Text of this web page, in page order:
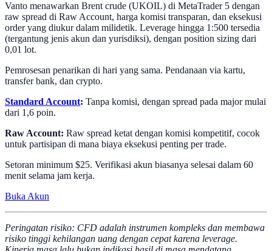
Vanto menawarkan Brent crude (UKOIL) di MetaTrader 5 dengan
raw spread di Raw Account, harga komisi transparan, dan eksekusi
order yang diukur dalam milidetik. Leverage hingga 1:500 tersedia
(tergantung jenis akun dan yurisdiksi), dengan position sizing dari
0,01 lot.
Pemrosesan penarikan di hari yang sama. Pendanaan via kartu,
transfer bank, dan crypto.
Standard Account: Tanpa komisi, dengan spread pada major mulai
dari 1,6 poin.
Raw Account: Raw spread ketat dengan komisi kompetitif, cocok
untuk partisipan di mana biaya eksekusi penting per trade.
Setoran minimum $25. Verifikasi akun biasanya selesai dalam 60
menit selama jam kerja.
Buka Akun
Peringatan risiko: CFD adalah instrumen kompleks dan membawa
risiko tinggi kehilangan uang dengan cepat karena leverage.